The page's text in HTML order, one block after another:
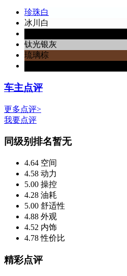
珍珠白
冰川白
钛光银灰
琉璃棕
车主点评
更多点评>
我要点评
同级别排名暂无
4.64 空间
4.58 动力
5.00 操控
4.28 油耗
5.00 舒适性
4.88 外观
4.52 内饰
4.78 性价比
精彩点评